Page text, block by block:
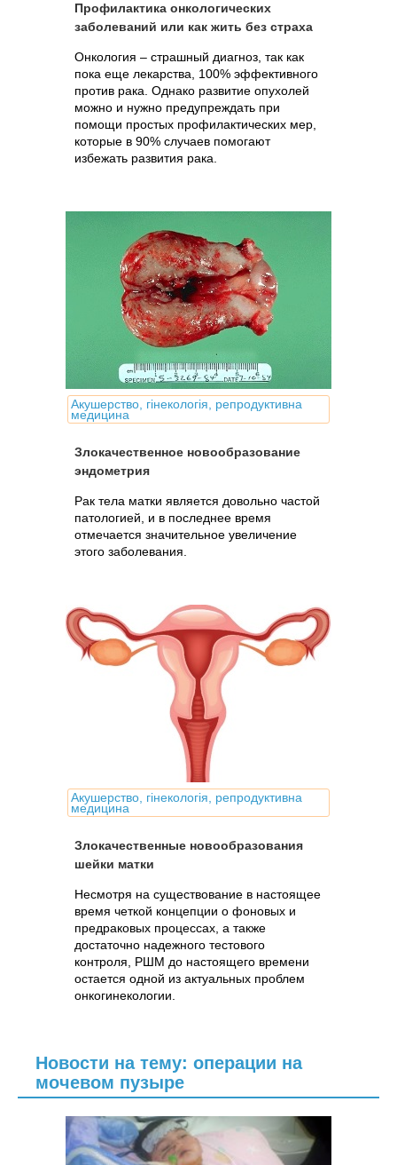
Профилактика онкологических
заболеваний или как жить без страха
Онкология – страшный диагноз, так как
пока еще лекарства, 100% эффективного
против рака. Однако развитие опухолей
можно и нужно предупреждать при
помощи простых профилактических мер,
которые в 90% случаев помогают
избежать развития рака.
Акушерство, гінекологія, репродуктивна
медицина
Злокачественное новообразование
эндометрия
Рак тела матки является довольно частой
патологией, и в последнее время
отмечается значительное увеличение
этого заболевания.
Акушерство, гінекологія, репродуктивна
медицина
Злокачественные новообразования
шейки матки
Несмотря на существование в настоящее
время четкой концепции о фоновых и
предраковых процессах, а также
достаточно надежного тестового
контроля, РШМ до настоящего времени
остается одной из актуальных проблем
онкогинекологии.
Новости на тему: операции на
мочевом пузыре